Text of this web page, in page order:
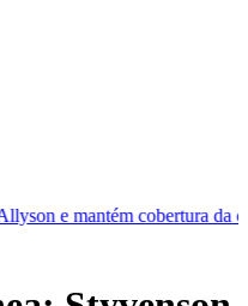
da convenção
Dupla